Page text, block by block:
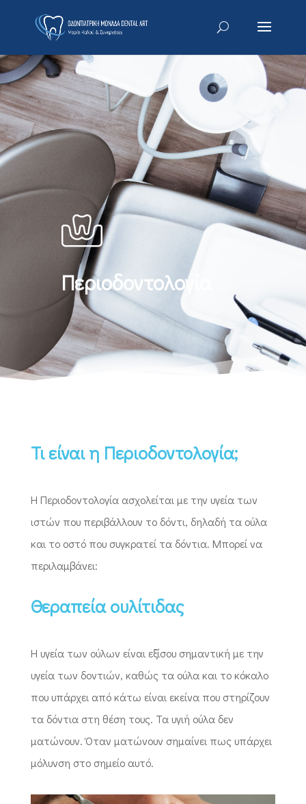
Περιοδοντολογία
Τι είναι η Περιοδοντολογία;
Η Περιοδοντολογία ασχολείται με την υγεία των
ιστών που περιβάλλουν το δόντι, δηλαδή τα ούλα
και το οστό που συγκρατεί τα δόντια. Μπορεί να
περιλαμβάνει:
Θεραπεία ουλίτιδας
Η υγεία των ούλων είναι εξίσου σημαντική με την
υγεία των δοντιών, καθώς τα ούλα και το κόκαλο
που υπάρχει από κάτω είναι εκείνα που στηρίζουν
τα δόντια στη θέση τους. Τα υγιή ούλα δεν
ματώνουν. Όταν ματώνουν σημαίνει πως υπάρχει
μόλυνση στο σημείο αυτό.